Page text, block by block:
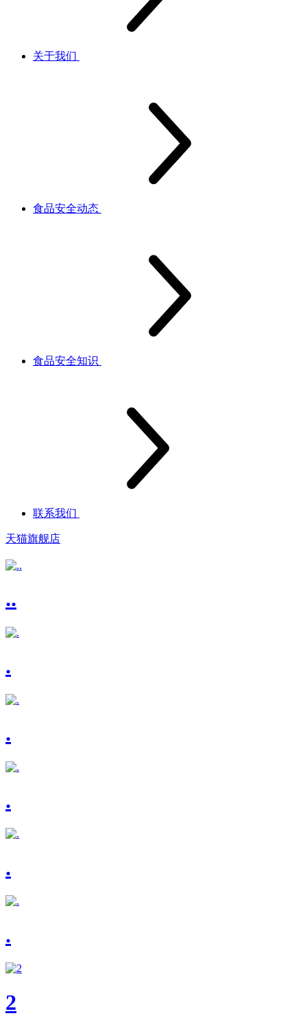
关于我们
食品安全动态
食品安全知识
联系我们
天猫旗舰店
..
.
.
.
.
.
2